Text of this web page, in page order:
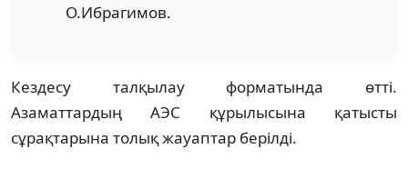
О.Ибрагимов.
Кездесу талқылау форматында өтті.
Азаматтардың АЭС құрылысына қатысты
сұрақтарына толық жауаптар берілді.